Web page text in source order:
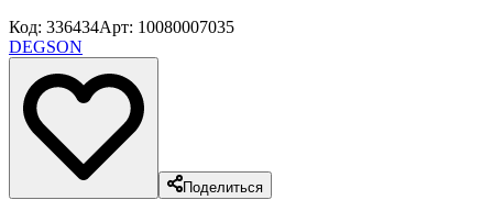
Код: 336434Арт: 10080007035
DEGSON
Поделиться